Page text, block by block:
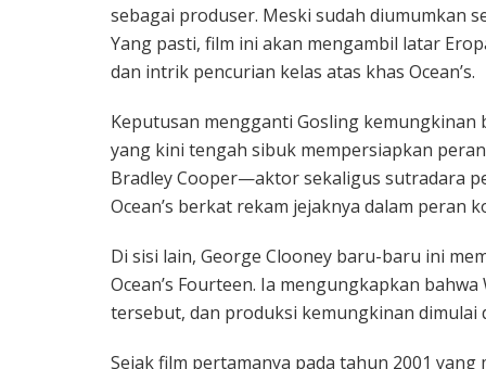
sebagai produser. Meski sudah diumumkan
Yang pasti, film ini akan mengambil latar
dan intrik pencurian kelas atas khas Ocean’s.
Keputusan mengganti Gosling
yang kini tengah sibuk mempersiapkan
Bradley Cooper—aktor sekaligus sutradara
Ocean’s berkat rekam jejaknya dalam peran
Di sisi lain, George Clooney baru-baru ini
Ocean’s Fourteen. Ia mengungkapkan
tersebut, dan produksi kemungkinan dimulai
Sejak film pertamanya pada tahun 2001